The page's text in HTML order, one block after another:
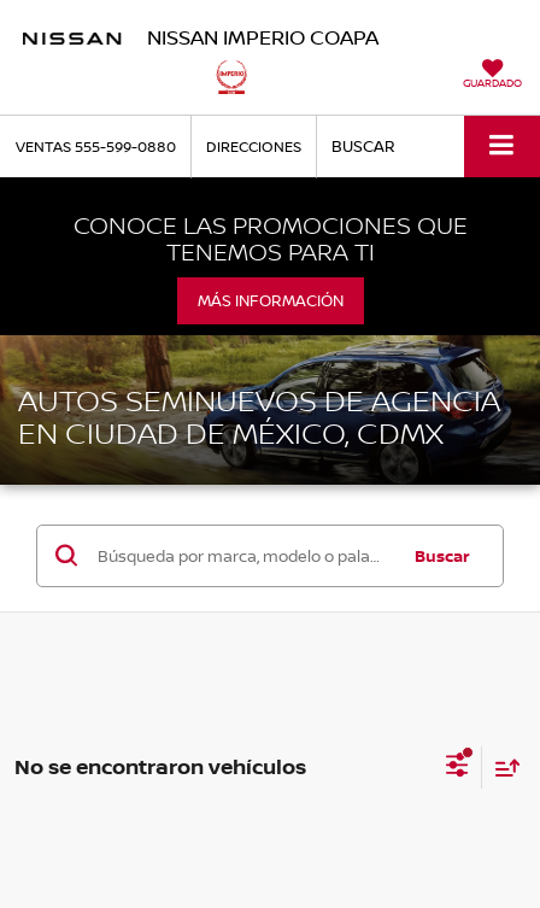
NISSAN IMPERIO COAPA
GUARDADO
VENTAS555-599-0880 DIRECCIONES BUSCAR
CONOCE LAS PROMOCIONES QUE
TENEMOS PARA TI
MÁS INFORMACIÓN
AUTOS SEMINUEVOS DE AGENCIA
EN CIUDAD DE MÉXICO, CDMX
Buscar
No se encontraron vehículos